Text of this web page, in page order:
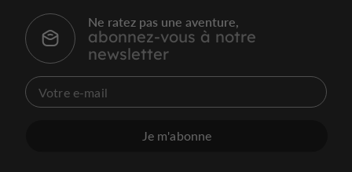
Ne ratez pas une aventure,
abonnez-vous à notre
newsletter
Je m'abonne